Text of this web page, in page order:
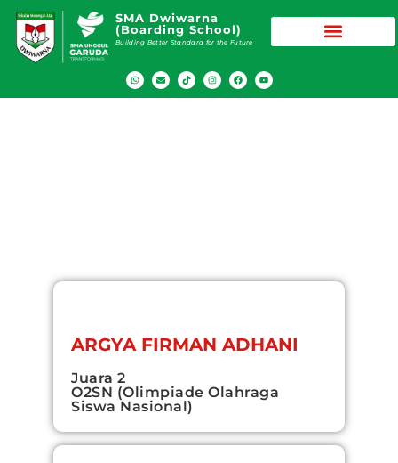
SMA Dwiwarna
(Boarding School)
Building Better Standard for the Future
ARGYA FIRMAN ADHANI
Juara 2
O2SN (Olimpiade Olahraga
Siswa Nasional)